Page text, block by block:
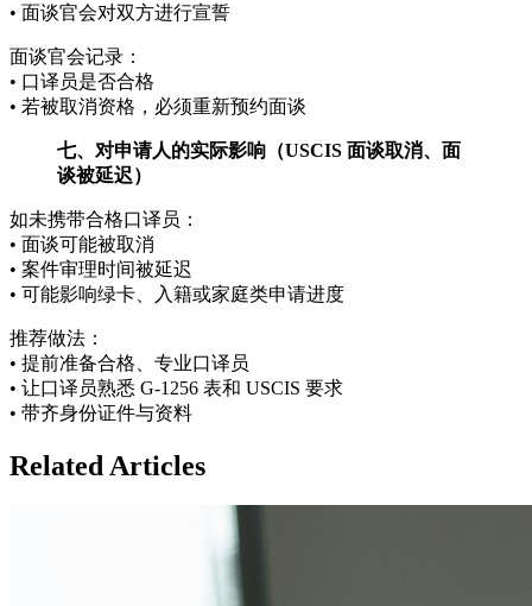
• 面谈官会对双方进行宣誓
面谈官会记录：
• 口译员是否合格
• 若被取消资格，必须重新预约面谈
七、对申请人的实际影响（USCIS 面谈取消、面
谈被延迟）
如未携带合格口译员：
• 面谈可能被取消
• 案件审理时间被延迟
• 可能影响绿卡、入籍或家庭类申请进度
推荐做法：
• 提前准备合格、专业口译员
• 让口译员熟悉 G-1256 表和 USCIS 要求
• 带齐身份证件与资料
Related Articles